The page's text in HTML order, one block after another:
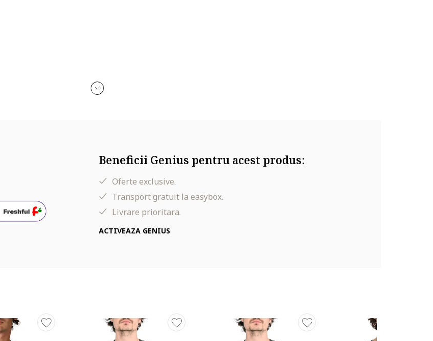
Beneficii Genius pentru acest produs:
Oferte exclusive.
Transport gratuit la easybox.
Livrare prioritara.
ACTIVEAZA GENIUS